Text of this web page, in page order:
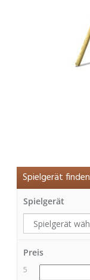
Spielgerät finden
Spielgerät
Preis
5